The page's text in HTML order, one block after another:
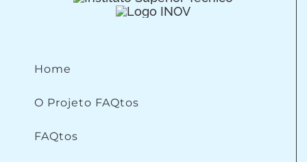
Home
O Projeto FAQtos
FAQtos